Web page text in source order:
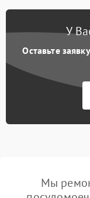
У
Оставьте
Мы